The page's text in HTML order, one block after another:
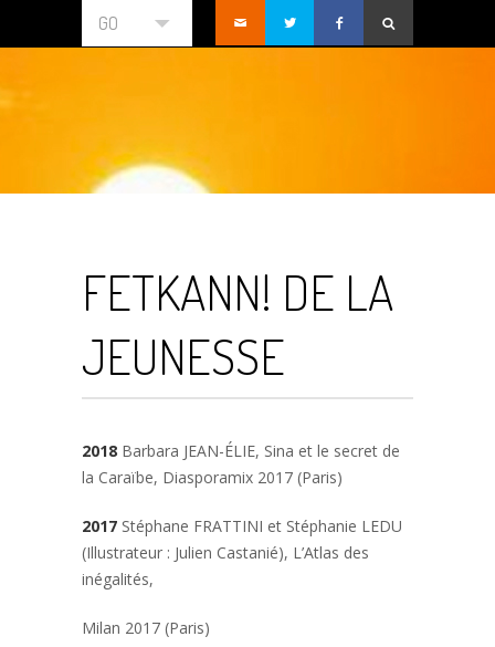
GO
FETKANN! DE LA
JEUNESSE
2018 Barbara JEAN-ÉLIE, Sina et le secret de
la Caraïbe, Diasporamix 2017 (Paris)
2017 Stéphane FRATTINI et Stéphanie LEDU
(Illustrateur : Julien Castanié), L’Atlas des
inégalités,
Milan 2017 (Paris)